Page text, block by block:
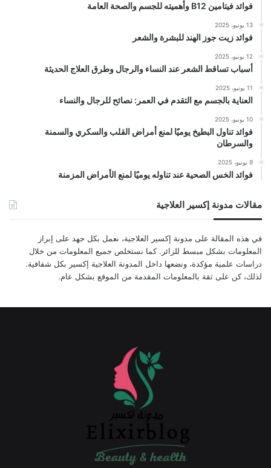
فوائد فيتامين B12 وأهميته للجسم والصحة العامة
13 يونيو، 2025
فوائد زيت جوز الهند للبشرة والشعر
12 يونيو، 2025
أسباب تساقط الشعر عند النساء والرجال وطرق العلاج الحديثة
11 يونيو، 2025
العناية بالجسم مع التقدم في العمر: نصائح للرجال والنساء
10 يونيو، 2025
فوائد تناول البطيخ يوميًا لمنع أمراض القلب والسكري والسمنة
والسرطان
9 يونيو، 2025
فوائد الخس الصحية عند تناوله يوميًا لمنع الأمراض المزمنة
مقالات مدونة إكسير العلاجية
في هذه المقالة على مدونة إكسير العلاجية، نعمل بكل جهد على إبراز
المعلومات بشكل مبسط للزائر. كما نستخلص جميع المعلومات من خلال
دراسات علمية مؤكدة، ونضعها داخل المدونة العلاجية إكسير بكل شفافية.
لذلك، كن على ثقة بالمعلومات المقدمة من الموقع بشكل عام.